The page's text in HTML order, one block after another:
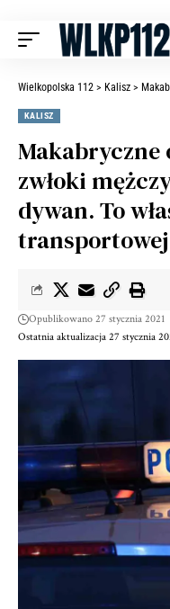
Wielkopolska 112 > Kalisz >
KALISZ
Makabryczne
zwłoki
dywan. To
transportowej
Ostatnia aktualizacja 27 stycznia
Opublikowano 27 stycznia 2021